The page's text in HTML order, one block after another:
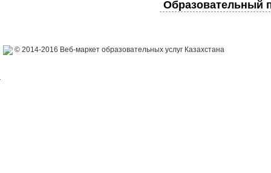
Образовательный
© 2014-2016 Веб-маркет образовательных услуг Казахстана